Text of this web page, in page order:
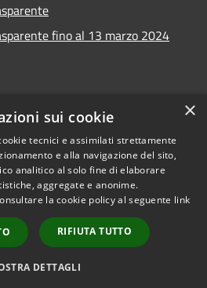
fino al 13 marzo 2024
Copyright © 2026 • Comune di
Lozzo di Cadore • Powered by
Municipium•
Accesso
redazione
×
sui cookie
tecnici e assimilati strettamente
e alla navigazione del sito,
analitico al solo fine di elaborare
aggregate e anonime.
la cookie policy al seguente link
RIFIUTA TUTTO
DETTAGLI